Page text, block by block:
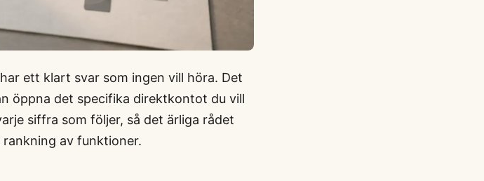
ett klart svar som ingen vill höra. Det
öppna det specifika direktkontot du vill
siffra som följer, så det ärliga rådet
av funktioner.